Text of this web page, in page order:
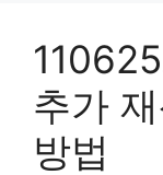
추가
방법